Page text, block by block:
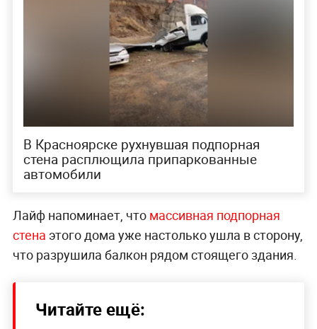
В Красноярске рухнувшая подпорная
стена расплющила припаркованные
автомобили
Лайф напоминает, что массивная подпорная
стена этого дома уже настолько ушла в сторону,
что разрушила балкон рядом стоящего здания.
Читайте ещё: